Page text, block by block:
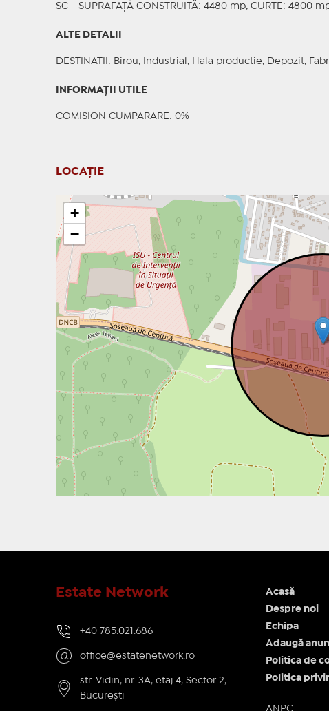
SC - SUPRAFAȚĂ CONSTRUITĂ: 4480 mp, CURTE: 4800
ALTE DETALII
DESTINATII : Birou, Industrial, Hala productie, Depozit,
INFORMAŢII UTILE
COMISION CUMPARARE: 0%
LOCAȚIE
+
−
Estate Network
+40 785.021.686
office@estatenetwork.ro
str. Vidin, nr. 3A, etaj 4, Sector 2,
București
Acasă
Despre noi
Echipa
Adaugă
Politica de
Politica
ANPC